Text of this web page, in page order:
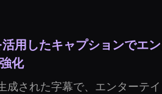
用したキャプションでエ
化
成された字幕で、エンターテ